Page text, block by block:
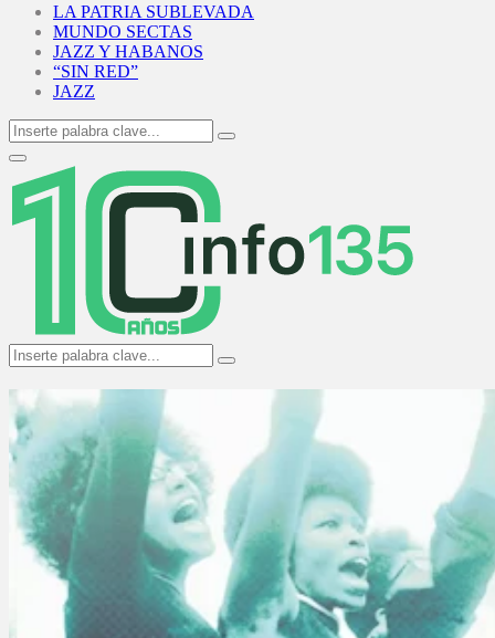
LA PATRIA SUBLEVADA
MUNDO SECTAS
JAZZ Y HABANOS
“SIN RED”
JAZZ
Search
for:
Search
Primary
Menu
Search
for:
Search